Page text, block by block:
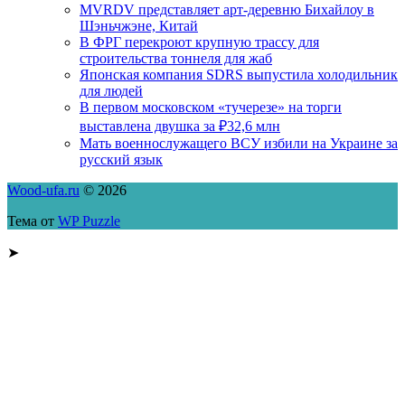
MVRDV представляет арт-деревню Бихайлоу в
Шэньчжэне, Китай
В ФРГ перекроют крупную трассу для
строительства тоннеля для жаб
Японская компания SDRS выпустила холодильник
для людей
В первом московском «тучерезе» на торги
выставлена двушка за ₽32,6 млн
Мать военнослужащего ВСУ избили на Украине за
русский язык
Wood-ufa.ru © 2026
Тема от WP Puzzle
➤